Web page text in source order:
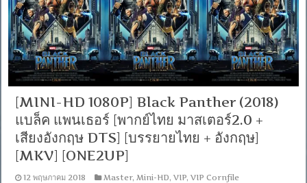
เธอ
ร์
[พากย์
ไทย
5.1
+
เสียง
อังกฤษ
DTS]
[บรรยาย
ไทย
+
อังกฤษ]
[MASTER]
[MKV]
[ONE2UP]
[MINI-HD 1080P] Black Panther (2018)
แบล็ค แพนเธอร์ [พากย์ไทย มาสเตอร์2.0 +
เสียงอังกฤษ DTS] [บรรยายไทย + อังกฤษ]
[MKV] [ONE2UP]
12 พฤษภาคม 2018 Master, Mini-HD,VIP,VIP Cornfile